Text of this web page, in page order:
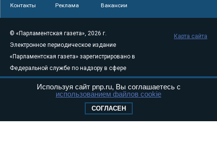
Контакты Реклама Вакансии
© «Парламентская газета», 2026 г.
Электронное периодическое издание
«Парламентская газета» зарегистрировано в
Федеральной службе по надзору в сфере
связи, информационных технологий и
массовых коммуникаций (Роскомнадзор) 05
Свидетельство о регистрации Эл № ФС77-
Карта сайта
Используя сайт pnp.ru, Вы соглашаетесь с
использованием файлов cookie
СОГЛАСЕН